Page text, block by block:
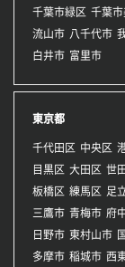
千葉市緑区 千葉市
流山市 八千代市
白井市 富里市
東京都
千代田区 中央区
目黒区 大田区 世
板橋区 練馬区 足
三鷹市 青梅市 府
日野市 東村山市
多摩市 稲城市 西